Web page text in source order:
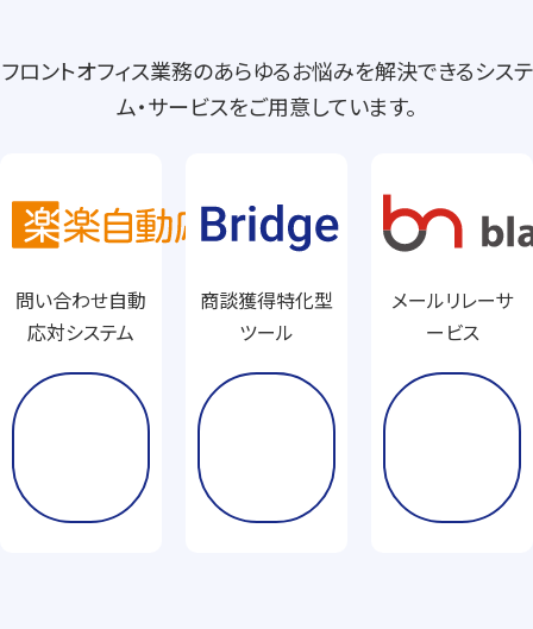
フロントオフィス業務のあらゆるお悩みを解決できるシステ
ム・サービスをご用意しています。
問い合わせ自動
応対システム
商談獲得特化型
ツール
メールリレーサ
ービス